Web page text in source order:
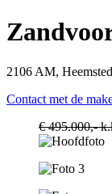
2106 AM,
Contact met de
€ 495.000,-